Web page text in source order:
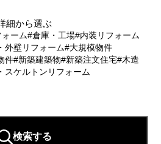
細から選ぶ
ォーム#倉庫・工場#内装リフォーム
外壁リフォーム#大規模物件
件#新築建築物#新築注文住宅#木造
スケルトンリフォーム
検索する